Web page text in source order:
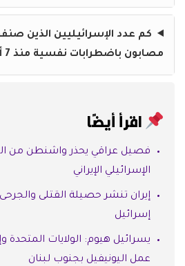
كم عدد الإسرائيليين الذين
مصابون باضطرابات نفسية منذ 7 أكتوبر 2023؟
اقرأ أيضًا
فصيل عراقي يحذر واشنطن من
الإسرائيلي الإيراني
إيران تنشر حصيلة القتلى
إسرائيل
يسرائيل هيوم: الولايات المتحدة
عمل اليونيفيل بجنوب لبنان